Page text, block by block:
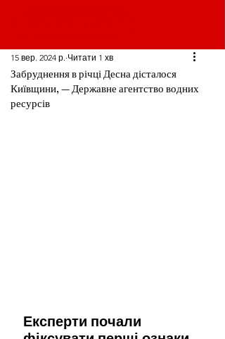
Забруднення в річці Десна дісталося
Київщини, — Державне агентство водних
ресурсів
15 вер. 2024 р. Читати 1 хв
Експерти почали